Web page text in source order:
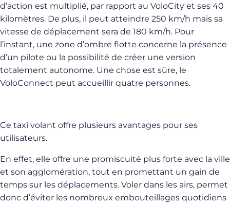
d’action est multiplié, par rapport au VoloCity et ses 40
kilomètres. De plus, il peut atteindre 250 km/h mais sa
vitesse de déplacement sera de 180 km/h. Pour
l’instant, une zone d’ombre flotte concerne la présence
d’un pilote ou la possibilité de créer une version
totalement autonome. Une chose est sûre, le
VoloConnect peut accueillir quatre personnes.
Ce taxi volant offre plusieurs avantages pour ses
utilisateurs.
En effet, elle offre une promiscuité plus forte avec la ville
et son agglomération, tout en promettant un gain de
temps sur les déplacements. Voler dans les airs, permet
donc d’éviter les nombreux embouteillages quotidiens